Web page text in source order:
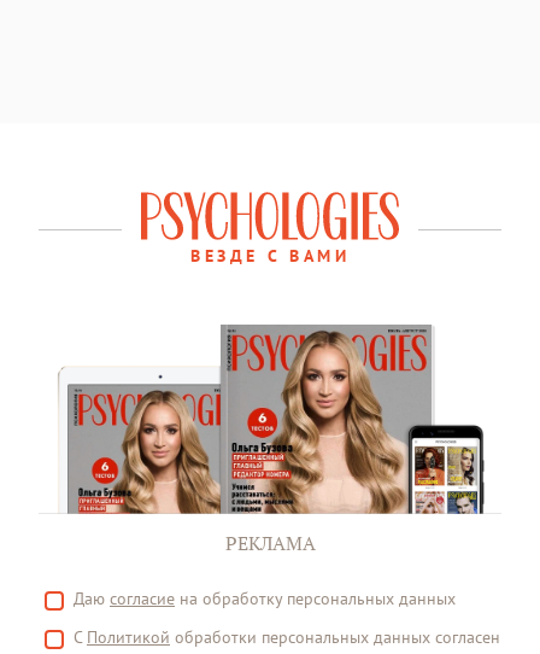
ВЕЗДЕ С ВАМИ
РЕКЛАМА
Даю согласие на обработку персональных данных
С Политикой обработки персональных данных согласен